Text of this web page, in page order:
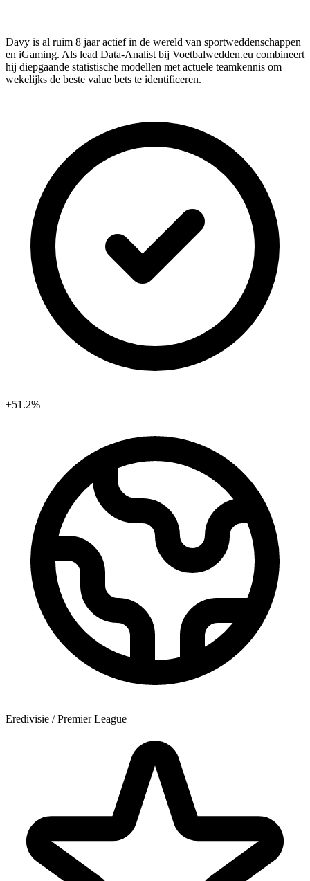
Davy is al ruim 8 jaar actief in de wereld van sportweddenschappen
en iGaming. Als lead Data-Analist bij Voetbalwedden.eu combineert
hij diepgaande statistische modellen met actuele teamkennis om
wekelijks de beste value bets te identificeren.
+51.2%
Eredivisie / Premier League